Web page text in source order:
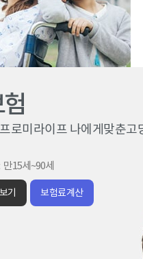
로미라이프 나에게맞춘
만15세~90세
기 보험료계산